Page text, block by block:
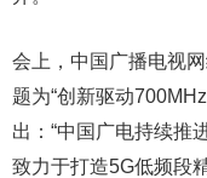
会上，中国广播电视
题为“创新驱动
出：“中国广电持续推
致力于打造5G低频段